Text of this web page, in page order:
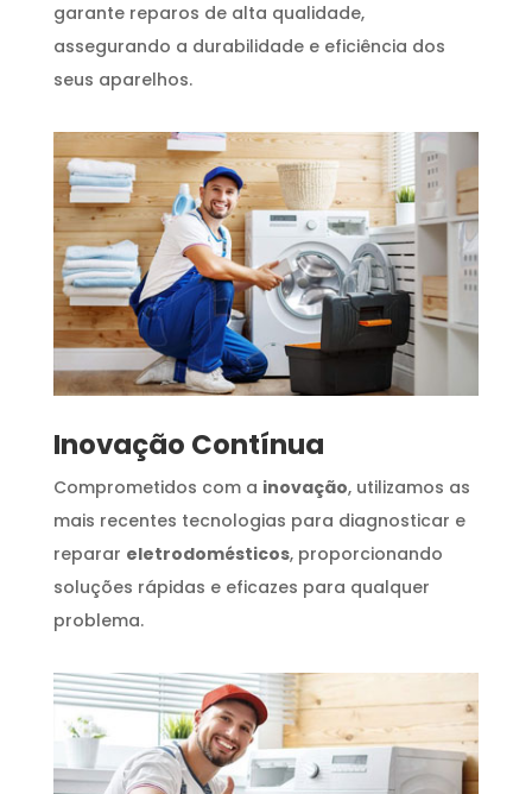
garante reparos de alta qualidade,
assegurando a durabilidade e eficiência dos
seus aparelhos.
Inovação Contínua
Comprometidos com a inovação, utilizamos as
mais recentes tecnologias para diagnosticar e
reparar eletrodomésticos, proporcionando
soluções rápidas e eficazes para qualquer
problema.